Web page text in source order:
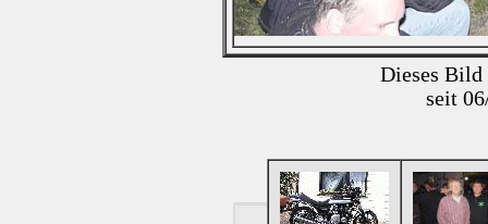
Dieses Bild
seit